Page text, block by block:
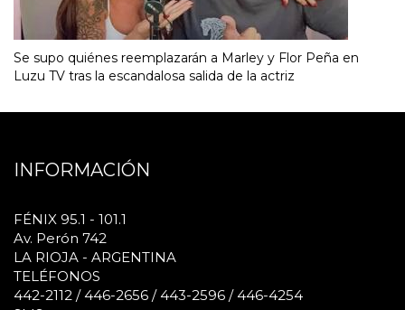
Se supo quiénes reemplazarán a Marley y Flor Peña en
Luzu TV tras la escandalosa salida de la actriz
INFORMACIÓN
FÉNIX 95.1 - 101.1
Av. Perón 742
LA RIOJA - ARGENTINA
TELÉFONOS
442-2112 / 446-2656 / 443-2596 / 446-4254